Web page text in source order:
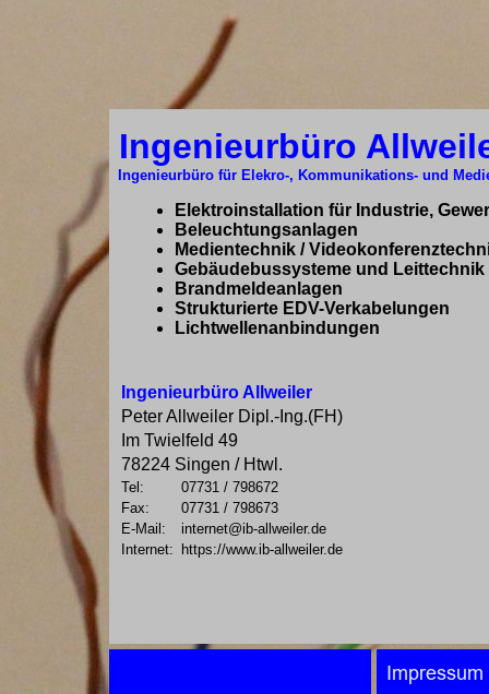
Ingenieurbüro
Ingenieurbüro für Elekro-, Kommunikations- und
Elektroinstallation für Industrie,
Beleuchtungsanlagen
Medientechnik /
Gebäudebussysteme und Leittechnik
Brandmeldeanlagen
Strukturierte EDV-Verkabelungen
Lichtwellenanbindungen
Ingenieurbüro Allweiler
Peter Allweiler Dipl.-Ing.(FH)
Im Twielfeld 49
78224 Singen / Htwl.
Tel:
07731 / 798672
Fax:
07731 / 798673
E-Mail:
internet@ib-allweiler.de
Internet:
https://www.ib-allweiler.de